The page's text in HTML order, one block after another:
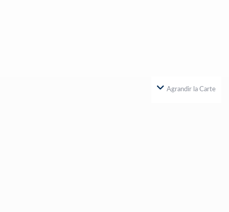
Agrandir la Carte